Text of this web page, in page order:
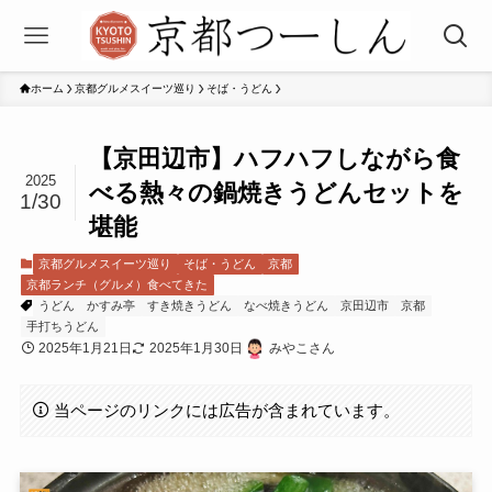
ホーム 京都グルメスイーツ巡り そば・うどん
【京田辺市】ハフハフしながら食
べる熱々の鍋焼きうどんセットを
堪能
2025
1/30
京都グルメスイーツ巡り そば・うどん
京都
京都ランチ（グルメ）食べてきた
うどん
かすみ亭 すき焼きうどん なべ焼きうどん 京田辺市
京都
手打ちうどん
2025年1月21日 2025年1月30日 みやこさん
当ページのリンクには広告が含まれています。